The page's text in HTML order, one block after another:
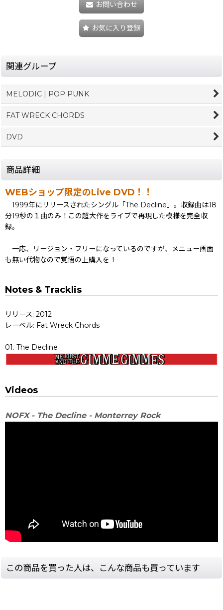
お問い合わせ
お気に入り登録
関連グループ
MELODIC | POP PUNK
FAT WRECK CHORDS
DVD
商品詳細
WEBショップ限定のLive DVD！！
1999年にリリースされたシングル「The Decline」。収録曲は18
分19秒の１曲のみ！この超大作をライブで再現した模様を完全収
録。
一応、リージョン・フリーになっているのですが、メニュー画面
も無い代物なので覚悟の上購入を！
Notes & Tracklis
リリース: 2012
レーベル: Fat Wreck Chords
01. The Decline
Videos
NOFX - The Decline - Monterrey Rock
この商品を買った人は、こんな商品も買っています